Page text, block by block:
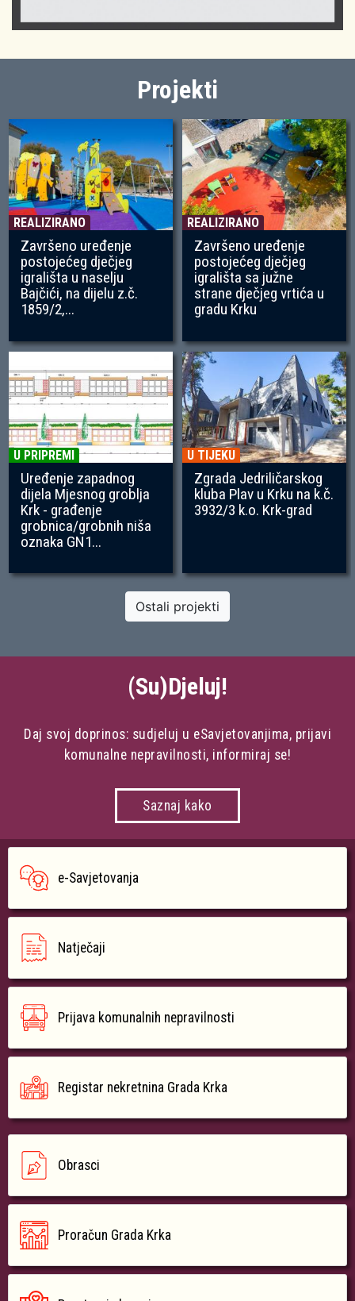
Projekti
REALIZIRANO
Završeno uređenje
postojećeg dječjeg
igrališta u naselju
Bajčići, na dijelu z.č.
1859/2,...
REALIZIRANO
Završeno uređenje
postojećeg dječjeg
igrališta sa južne
strane dječjeg vrtića u
gradu Krku
U PRIPREMI
Uređenje zapadnog
dijela Mjesnog groblja
Krk - građenje
grobnica/grobnih niša
oznaka GN1...
U TIJEKU
Zgrada Jedriličarskog
kluba Plav u Krku na k.č.
3932/3 k.o. Krk-grad
Ostali projekti
(Su)Djeluj!
Daj svoj doprinos: sudjeluj u eSavjetovanjima, prijavi
komunalne nepravilnosti, informiraj se!
Saznaj kako
e-Savjetovanja
Natječaji
Prijava komunalnih nepravilnosti
Registar nekretnina Grada Krka
Obrasci
Proračun Grada Krka